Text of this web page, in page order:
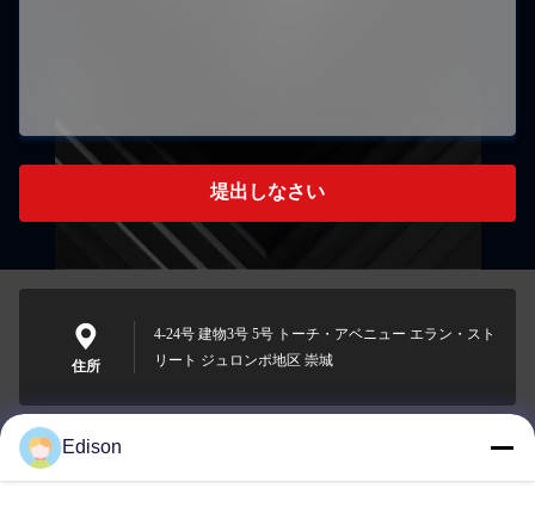
堤出しなさい
住所
4-24号 建物3号 5号 トーチ・アベニュー エラン・スト
リート ジュロンポ地区 崇城
edisonzhan666@163.com
Edison